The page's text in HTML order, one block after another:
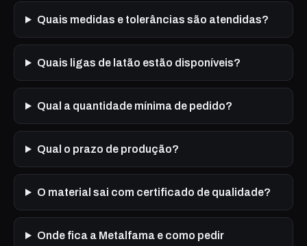
Quais medidas e tolerâncias são atendidas?
Quais ligas de latão estão disponíveis?
Qual a quantidade mínima de pedido?
Qual o prazo de produção?
O material sai com certificado de qualidade?
Onde fica a Metalfama e como pedir